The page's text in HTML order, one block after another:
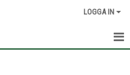
LOGGA IN